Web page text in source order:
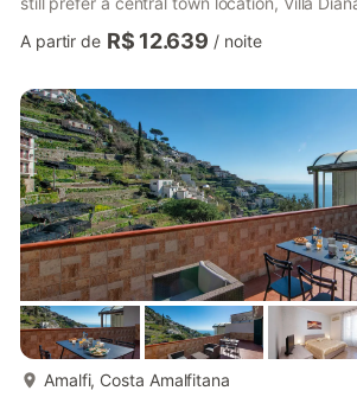
answer. Just 300 m from a sandy beach
bus terminal that connects all the villages
Amalfi town, just 300 m from the Piazza
the hillside on the top floor of ...
A partir de R$ 12.639 / noite
Amalfi, Costa Amalfitana